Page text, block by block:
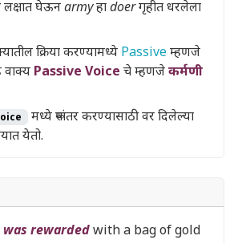
लक्षात घेऊनarmyहाdoerगृहीत धरलेला
क्रिया करण्यामध्ये Passiveम्हणजे
Passive Voice चे म्हणजेकर्मणी
मध्ये रूपांतर करण्यासाठी वर दिलेल्या
येतो.
was rewardedwith a bag of gold